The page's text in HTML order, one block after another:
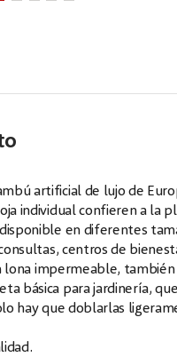
artificial de lujo de
individual confieren a la
en diferentes
centros de
lona impermeable,
básica para jardinería,
hay que doblarlas